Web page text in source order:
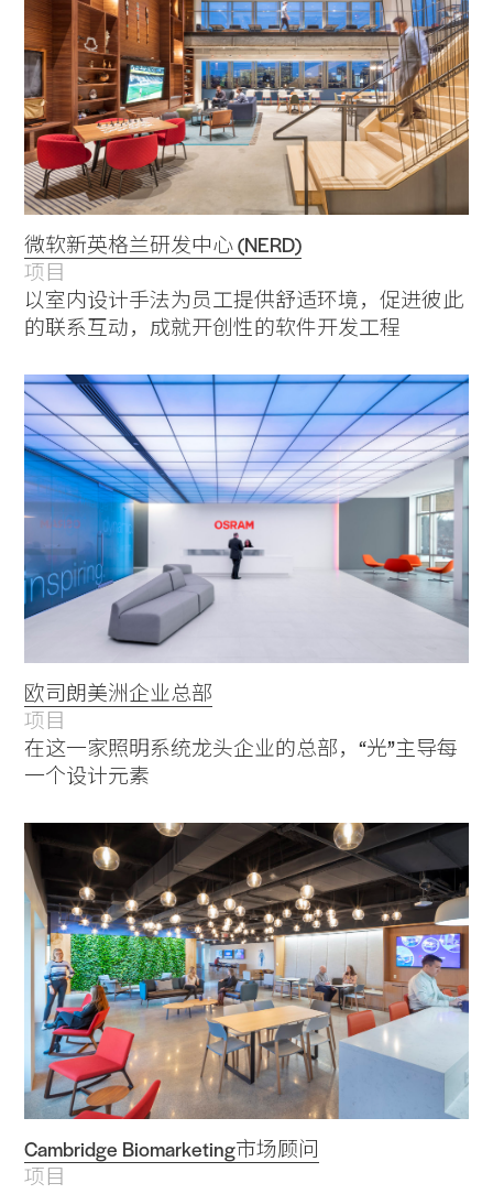
微软新英格兰研发中心 (NERD)
项目
以室内设计手法为员工提供舒适环境，促进彼此
的联系互动，成就开创性的软件开发工程
欧司朗美洲企业总部
项目
在这一家照明系统龙头企业的总部，“光”主导每
一个设计元素
Cambridge Biomarketing市场顾问
项目
Practice
Projects
People
Voices
Search Sasaki